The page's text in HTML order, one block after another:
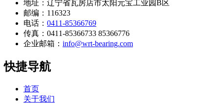
地址：辽宁省瓦房店市太阳元宝工业园B区
邮编：116323
电话： 0411-85366769
传真：0411-85366733 85366776
企业邮箱： info@wrt-bearing.com
快捷导航
首页
关于我们